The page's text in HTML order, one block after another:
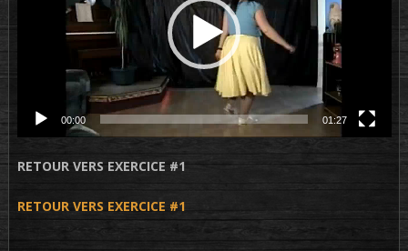
00:00 01:27
RETOUR VERS EXERCICE #1
RETOUR VERS EXERCICE #1